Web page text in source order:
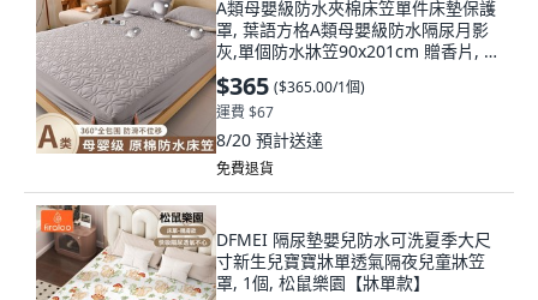
A類母嬰級防水夾棉床笠單件床墊保護
罩, 葉語方格A類母嬰級防水隔尿月影
灰,單個防水牀笠90x201cm 贈香片, 1
個
$365 ($365.00/1個)
運費 $67
8/20 預計送達
免費退貨
DFMEI 隔尿墊嬰兒防水可洗夏季大尺
寸新生兒寶寶牀單透氣隔夜兒童牀笠
罩, 1個, 松鼠樂園【牀單款】